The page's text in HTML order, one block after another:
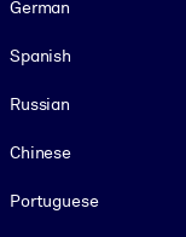
German
Spanish
Russian
Chinese
Portuguese